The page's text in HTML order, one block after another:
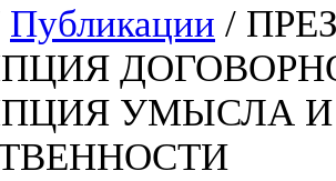
Публикации /
УМЫСЛА